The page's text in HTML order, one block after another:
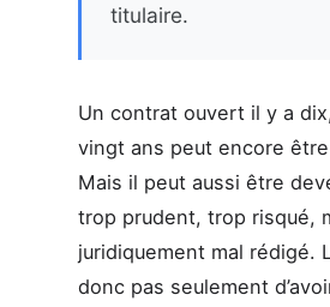
titulaire.
Un contrat ouvert il y a
vingt ans peut encore
Mais il peut aussi être
trop prudent, trop risqué,
juridiquement mal rédigé.
donc pas seulement